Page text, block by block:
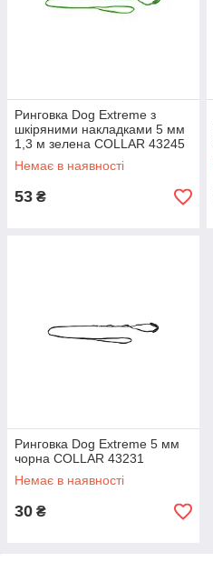
Ринговка Dog Extreme з
шкіряними накладками 5 мм
1,3 м зелена COLLAR 43245
Немає в наявності
53 ₴
Ринговка Dog Extreme 5 мм
чорна COLLAR 43231
Немає в наявності
30 ₴